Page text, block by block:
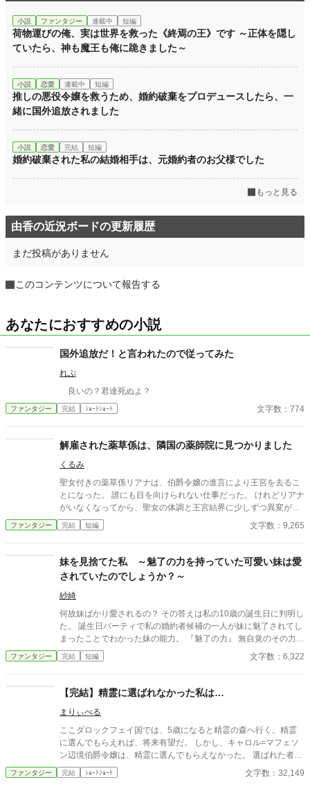
小説 ファンタジー 連載中 短編
荷物運びの俺、実は世界を救った《終焉の王》です ～正体を隠し
ていたら、神も魔王も俺に跪きました～
小説 恋愛 連載中 短編
推しの悪役令嬢を救うため、婚約破棄をプロデュースしたら、一
緒に国外追放されました
小説 恋愛 完結 短編
婚約破棄された私の結婚相手は、元婚約者のお父様でした
もっと見る
由香の近況ボードの更新履歴
まだ投稿がありません
このコンテンツについて報告する
あなたにおすすめの小説
国外追放だ！と言われたので従ってみた
れぷ
良いの？君達死ぬよ？
ファンタジー 完結 ｼｮｰﾄｼｮｰﾄ 文字数：774
解雇された薬草係は、隣国の薬師院に見つかりました
くるみ
聖女付きの薬草係リアナは、伯爵令嬢の進言により王宮を去るこ
とになった。 誰にも目を向けられない仕事だった。 けれどリアナ
がいなくなってから、聖女の体調と王宮結界に少しずつ異変が起
こり始める。 そんな中、王都の薬草店に戻ったリアナのもとへ、
隣国ルフェル薬師院の調査官が訪ねてきて――。
ファンタジー 完結 短編 文字数：9,265
妹を見捨てた私 ～魅了の力を持っていた可愛い妹は愛
されていたのでしょうか？～
紗綺
何故妹ばかり愛されるの？ その答えは私の10歳の誕生日に判明し
た。 誕生日パーティで私の婚約者候補の一人が妹に魅了されてし
まったことでわかった妹の能力。 『魅了の力』 無自覚のその力で
周囲の人間を魅了していた。 お父様お母様が妹を溺愛していたの
も魅了の力に一因があったと。 魅了の力を制御できない妹は魔法
れることになった。 新しい家族はとても優しく、私は妹と比べら
れることのない穏やかな日々を得ていた。 ―――妹のことを忘れ
て。 私が嫁いだ頃、妹の噂が流れてきた。 魅了の力を制御できる
ようになり、制限つきだが自由を得た。 しかし実家は没落し、頼
る者もなく娼婦になったと。 なぜこれまであの子へ連絡ひとつし
なかったのかと、後悔と罪悪感が私を襲う。 それでもこの安寧を
ますようにと。
ファンタジー 完結 短編 文字数：6,322
【完結】精霊に選ばれなかった私は…
まりぃべる
ここダロックフェイ国では、5歳になると精霊の森へ行く。精霊
に選んでもらえれば、将来有望だ。 しかし、キャロル=マフェソ
ン辺境伯爵令嬢は、精霊に選んでもらえなかった。 選ばれた者
は、王立学院で将来国の為になるべく通う。 選ばれなかった者
は、教会の学校で一般教養を学ぶ。 貴族なら、より高い地位を狙
ファンタジー 完結 ｼｮｰﾄｼｮｰﾄ 文字数：32,149